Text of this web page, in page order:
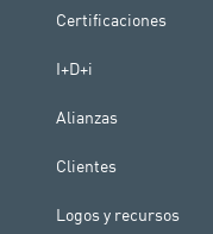
Certificaciones
I+D+i
Alianzas
Clientes
Logos y recursos